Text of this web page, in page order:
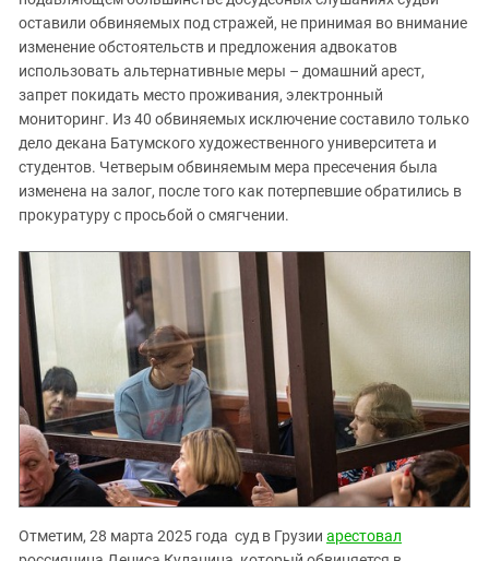
оставили обвиняемых под стражей, не принимая во внимание
изменение обстоятельств и предложения адвокатов
использовать альтернативные меры – домашний арест,
запрет покидать место проживания, электронный
мониторинг. Из 40 обвиняемых исключение составило только
дело декана Батумского художественного университета и
студентов. Четверым обвиняемым мера пресечения была
изменена на залог, после того как потерпевшие обратились в
прокуратуру с просьбой о смягчении.
Отметим, 28 марта 2025 года суд в Грузии арестовал